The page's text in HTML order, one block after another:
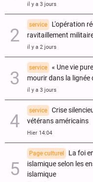
il y a 3 jours
service
L'opération
ravitaillement
il y a 2 jours
service
« Une vie
mourir dans la lignée
il y a 3 jours
service
Crise
vétérans américains
Hier 14:04
Page culturel
La foi
islamique selon les
islamique